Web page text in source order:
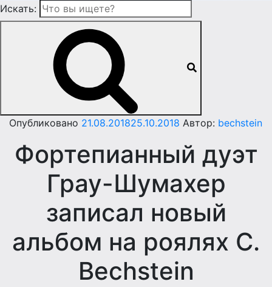
Искать:
Опубликовано 21.08.201825.10.2018 Автор: bechstein
Фортепианный дуэт
Грау-Шумахер
записал новый
альбом на роялях C.
Bechstein